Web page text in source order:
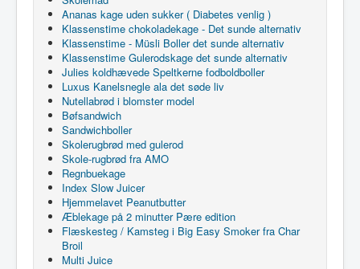
Ananas kage uden sukker ( Diabetes venlig )
Klassenstime chokoladekage - Det sunde alternativ
Klassenstime - Müsli Boller det sunde alternativ
Klassenstime Gulerodskage det sunde alternativ
Julies koldhævede Speltkerne fodboldboller
Luxus Kanelsnegle ala det søde liv
Nutellabrød i blomster model
Bøfsandwich
Sandwichboller
Skolerugbrød med gulerod
Skole-rugbrød fra AMO
Regnbuekage
Index Slow Juicer
Hjemmelavet Peanutbutter
Æblekage på 2 minutter Pære edition
Flæskesteg / Kamsteg i Big Easy Smoker fra Char
Broil
Multi Juice